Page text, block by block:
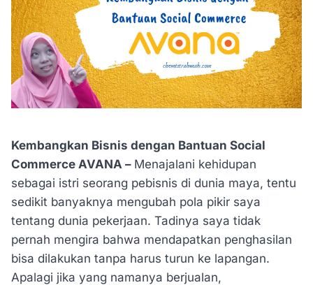
Kembangkan Bisnis dengan Bantuan Social
Commerce AVANA – Menajalani kehidupan
sebagai istri seorang pebisnis di dunia maya, tentu
sedikit banyaknya mengubah pola pikir saya
tentang dunia pekerjaan. Tadinya saya tidak
pernah mengira bahwa mendapatkan penghasilan
bisa dilakukan tanpa harus turun ke lapangan.
Apalagi jika yang namanya berjualan,